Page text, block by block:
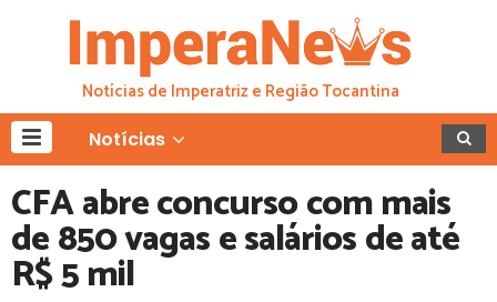
Notícias de Imperatriz e Região Tocantina
Notícias
CFA abre concurso com mais
de 850 vagas e salários de até
R$ 5 mil